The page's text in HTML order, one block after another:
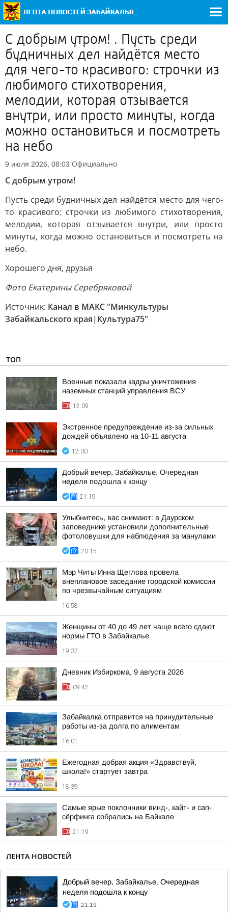
С добрым утром! . Пусть среди
будничных дел найдётся место
для чего-то красивого: строчки из
любимого стихотворения,
мелодии, которая отзывается
внутри, или просто минуты, когда
можно остановиться и посмотреть
на небо
9 июля 2026, 08:03 Официально
С добрым утром!
Пусть среди будничных дел найдётся место для чего-
то красивого: строчки из любимого стихотворения,
мелодии, которая отзывается внутри, или просто
минуты, когда можно остановиться и посмотреть на
небо.
Хорошего дня, друзья
Фото Екатерины Серебряковой
Источник: Канал в МАКС "Минкультуры
Забайкальского края|Культура75"
ТОП
Военные показали кадры уничтожения
наземных станций управления ВСУ
12:09
Экстренное предупреждение из-за сильных
дождей объявлено на 10-11 августа
12:00
Добрый вечер, Забайкалье. Очередная
неделя подошла к концу
21:19
Улыбнитесь, вас снимают: в Даурском
заповеднике установили дополнительные
фотоловушки для наблюдения за манулами
20:15
Мэр Читы Инна Щеглова провела
внеплановое заседание городской комиссии
по чрезвычайным ситуациям
16:58
Женщины от 40 до 49 лет чаще всего сдают
нормы ГТО в Забайкалье
19:37
Дневник Избиркома, 9 августа 2026
09:42
Забайкалка отправится на принудительные
работы из-за долга по алиментам
16:01
Ежегодная добрая акция «Здравствуй,
школа!» стартует завтра
18:39
Самые ярые поклонники винд-, кайт- и сап-
сёрфинга собрались на Байкале
21:19
ЛЕНТА НОВОСТЕЙ
Добрый вечер, Забайкалье. Очередная
неделя подошла к концу
21:19